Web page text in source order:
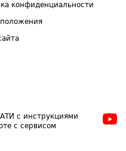
конфиденциальности
с инструкциями
с сервисом